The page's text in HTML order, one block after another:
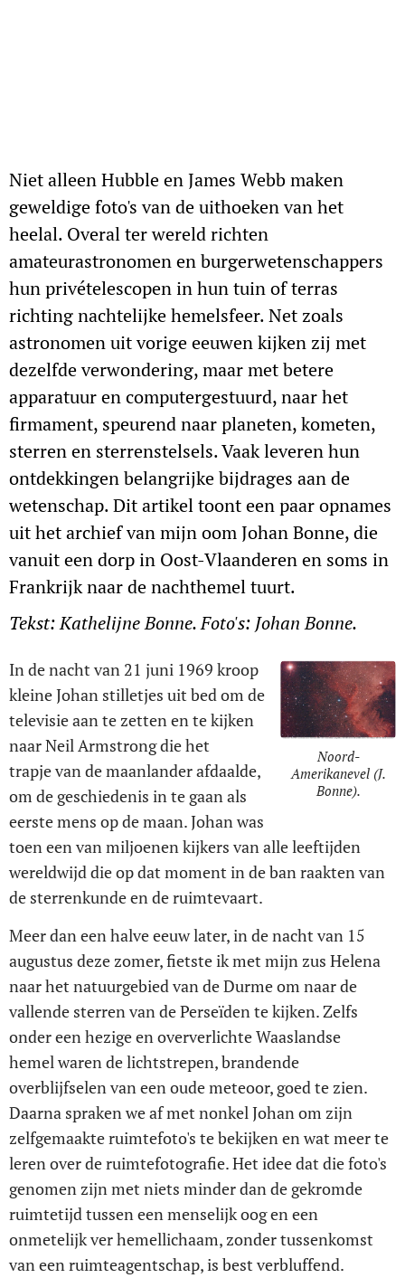
Niet alleen Hubble en James Webb maken
geweldige foto's van de uithoeken van het
heelal. Overal ter wereld richten
amateurastronomen en burgerwetenschappers
hun privételescopen in hun tuin of terras
richting nachtelijke hemelsfeer. Net zoals
astronomen uit vorige eeuwen kijken zij met
dezelfde verwondering, maar met betere
apparatuur en computergestuurd, naar het
firmament, speurend naar planeten, kometen,
sterren en sterrenstelsels. Vaak leveren hun
ontdekkingen belangrijke bijdrages aan de
wetenschap. Dit artikel toont een paar opnames
uit het archief van mijn oom Johan Bonne, die
vanuit een dorp in Oost-Vlaanderen en soms in
Frankrijk naar de nachthemel tuurt.
Tekst: Kathelijne Bonne. Foto's: Johan Bonne.
Noord-
Amerikanevel (J.
Bonne).
In de nacht van 21 juni 1969 kroop
kleine Johan stilletjes uit bed om de
televisie aan te zetten en te kijken
naar Neil Armstrong die het
trapje van de maanlander afdaalde,
om de geschiedenis in te gaan als
eerste mens op de maan. Johan was
toen een van miljoenen kijkers van alle leeftijden
wereldwijd die op dat moment in de ban raakten van
de sterrenkunde en de ruimtevaart.
Meer dan een halve eeuw later, in de nacht van 15
augustus deze zomer, fietste ik met mijn zus Helena
naar het natuurgebied van de Durme om naar de
vallende sterren van de Perseïden te kijken. Zelfs
onder een hezige en oververlichte Waaslandse
hemel waren de lichtstrepen, brandende
overblijfselen van een oude meteoor, goed te zien.
Daarna spraken we af met nonkel Johan om zijn
zelfgemaakte ruimtefoto's te bekijken en wat meer te
leren over de ruimtefotografie. Het idee dat die foto's
genomen zijn met niets minder dan de gekromde
ruimtetijd tussen een menselijk oog en een
onmetelijk ver hemellichaam, zonder tussenkomst
van een ruimteagentschap, is best verbluffend.